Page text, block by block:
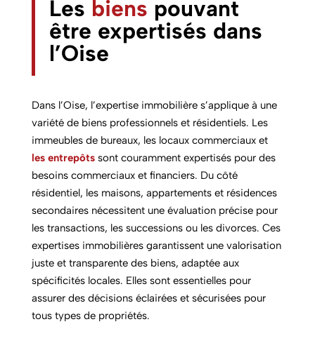
Les biens pouvant
être expertisés dans
l’Oise
Dans l’Oise, l’expertise immobilière s’applique à une
variété de biens professionnels et résidentiels. Les
immeubles de bureaux, les locaux commerciaux et
les entrepôts sont couramment expertisés pour des
besoins commerciaux et financiers. Du côté
résidentiel, les maisons, appartements et résidences
secondaires nécessitent une évaluation précise pour
les transactions, les successions ou les divorces. Ces
expertises immobilières garantissent une valorisation
juste et transparente des biens, adaptée aux
spécificités locales. Elles sont essentielles pour
assurer des décisions éclairées et sécurisées pour
tous types de propriétés.